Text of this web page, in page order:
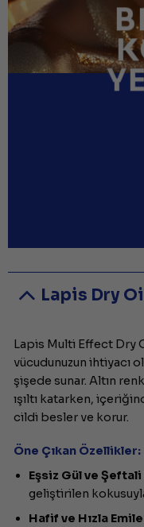
Lapis Dry
Lapis Multi Effect Dry
vücudunuzun ihtiyacı
şişede sunar. Altın
ışıltı katarken,
cildi besler ve korur.
Öne Çıkan Özellikler:
Eşsiz Gül ve
geliştirilen
Hafif ve Hızla